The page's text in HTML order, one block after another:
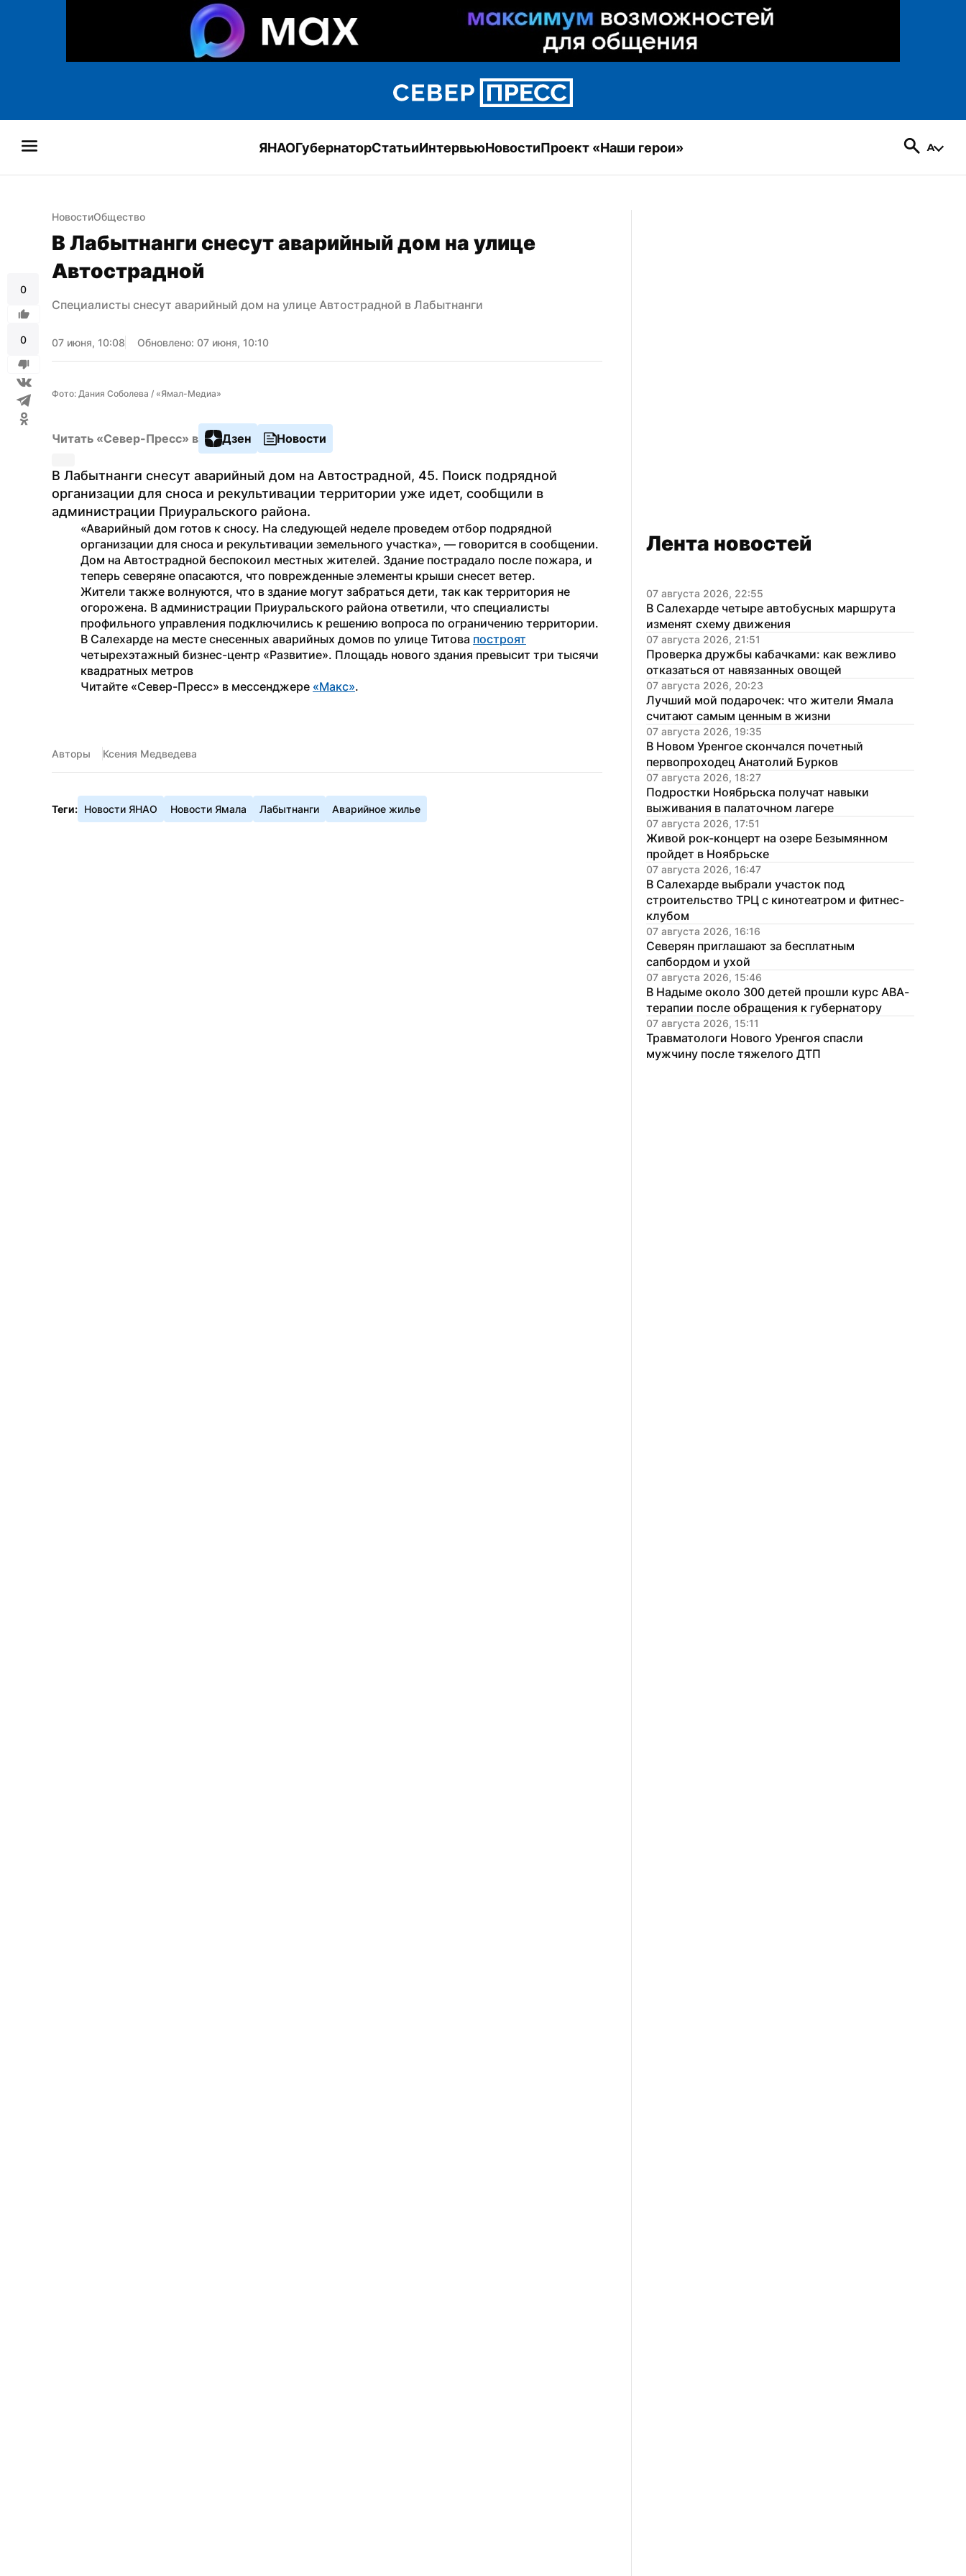
ЯНАОГубернаторСтатьиИнтервьюНовостиПроект «Наши герои»
0
0
НовостиОбщество
В Лабытнанги снесут аварийный дом на улице
Автострадной
Специалисты снесут аварийный дом на улице Автострадной в Лабытнанги
07 июня, 10:08 Обновлено: 07 июня, 10:10
Фото: Дания Соболева / «Ямал-Медиа»
Читать «Север-Пресс» в Дзен Новости
В Лабытнанги снесут аварийный дом на Автострадной, 45. Поиск подрядной
организации для сноса и рекультивации территории уже идет, сообщили в
администрации Приуральского района.
«Аварийный дом готов к сносу. На следующей неделе проведем отбор подрядной
организации для сноса и рекультивации земельного участка», — говорится в сообщении.
Дом на Автострадной беспокоил местных жителей. Здание пострадало после пожара, и
теперь северяне опасаются, что поврежденные элементы крыши снесет ветер.
Жители также волнуются, что в здание могут забраться дети, так как территория не
огорожена. В администрации Приуральского района ответили, что специалисты
профильного управления подключились к решению вопроса по ограничению территории.
В Салехарде на месте снесенных аварийных домов по улице Титова построят
четырехэтажный бизнес-центр «Развитие». Площадь нового здания превысит три тысячи
квадратных метров
Читайте «Север-Пресс» в мессенджере «Макс».
Авторы Ксения Медведева
Теги: Новости ЯНАО Новости Ямала Лабытнанги Аварийное жилье
Лента новостей
07 августа 2026, 22:55
В Салехарде четыре автобусных маршрута
изменят схему движения
07 августа 2026, 21:51
Проверка дружбы кабачками: как вежливо
отказаться от навязанных овощей
07 августа 2026, 20:23
Лучший мой подарочек: что жители Ямала
считают самым ценным в жизни
07 августа 2026, 19:35
В Новом Уренгое скончался почетный
первопроходец Анатолий Бурков
07 августа 2026, 18:27
Подростки Ноябрьска получат навыки
выживания в палаточном лагере
07 августа 2026, 17:51
Живой рок-концерт на озере Безымянном
пройдет в Ноябрьске
07 августа 2026, 16:47
В Салехарде выбрали участок под
строительство ТРЦ с кинотеатром и фитнес-
клубом
07 августа 2026, 16:16
Северян приглашают за бесплатным
сапбордом и ухой
07 августа 2026, 15:46
В Надыме около 300 детей прошли курс АВА-
терапии после обращения к губернатору
07 августа 2026, 15:11
Травматологи Нового Уренгоя спасли
мужчину после тяжелого ДТП